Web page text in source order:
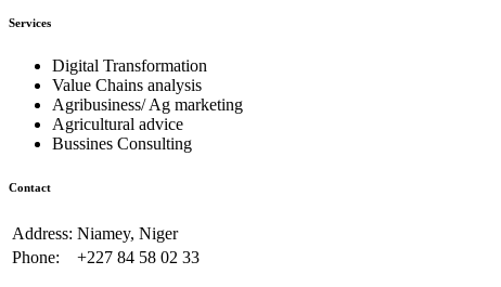
Services
Digital Transformation
Value Chains analysis
Agribusiness/ Ag marketing
Agricultural advice
Bussines Consulting
Contact
Address: Niamey, Niger
Phone:
+227 84 58 02 33